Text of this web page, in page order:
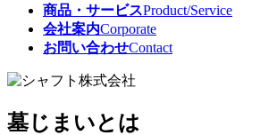
商品・サービスProduct/Service
会社案内Corporate
お問い合わせContact
墓じまいとは